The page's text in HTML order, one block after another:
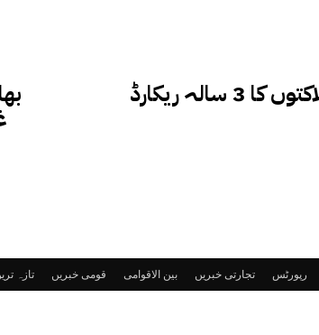
سندھ ڈینگی کی زد میں…. ڈینگی سے ہلاکتوں کا 3 سالہ ریکارڈ
تازہ قومی خبریں بین الاقوامی تجارتی خبریں رپورٹس